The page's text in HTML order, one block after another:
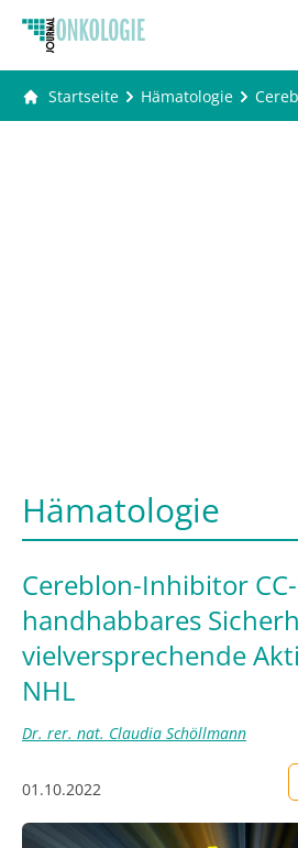
Startseite Hämatologie
Hämatologie
Cereblon-Inhibitor
handhabbares
vielversprechende
NHL
Dr. rer. nat. Claudia Schöllmann
01.10.2022